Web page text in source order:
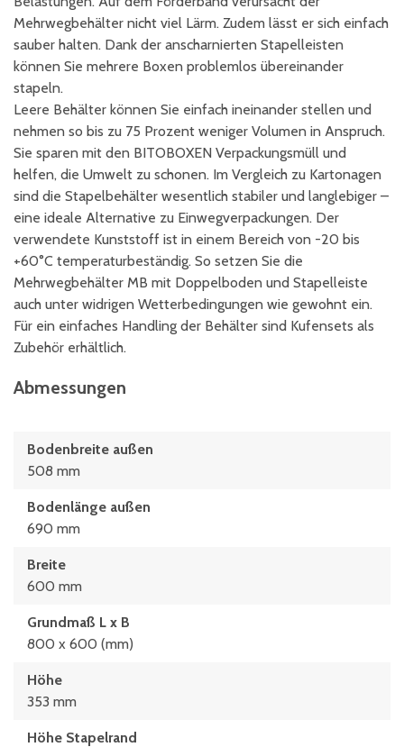
Mehrwegbehälter nicht viel Lärm. Zudem lässt er sich einfach
sauber halten. Dank der anscharnierten Stapelleisten
können Sie mehrere Boxen problemlos übereinander
stapeln.
Leere Behälter können Sie einfach ineinander stellen und
nehmen so bis zu 75 Prozent weniger Volumen in Anspruch.
Sie sparen mit den BITOBOXEN Verpackungsmüll und
helfen, die Umwelt zu schonen. Im Vergleich zu Kartonagen
sind die Stapelbehälter wesentlich stabiler und langlebiger –
eine ideale Alternative zu Einwegverpackungen. Der
verwendete Kunststoff ist in einem Bereich von -20 bis
+60°C temperaturbeständig. So setzen Sie die
Mehrwegbehälter MB mit Doppelboden und Stapelleiste
auch unter widrigen Wetterbedingungen wie gewohnt ein.
Für ein einfaches Handling der Behälter sind Kufensets als
Zubehör erhältlich.
Abmessungen
Bodenbreite außen
508 mm
Bodenlänge außen
690 mm
Breite
600 mm
Grundmaß L x B
800 x 600 (mm)
Höhe
353 mm
Höhe Stapelrand